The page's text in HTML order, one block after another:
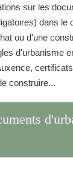
sur les
dans le
ou d'une
d'urbanisme
construire...